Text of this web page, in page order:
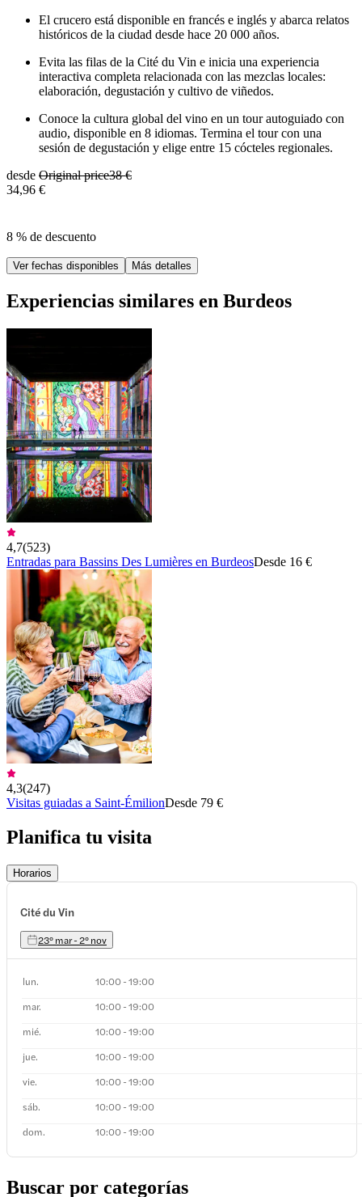
El crucero está disponible en francés e inglés y abarca relatos
históricos de la ciudad desde hace 20 000 años.
Evita las filas de la Cité du Vin e inicia una experiencia
interactiva completa relacionada con las mezclas locales:
elaboración, degustación y cultivo de viñedos.
Conoce la cultura global del vino en un tour autoguiado con
audio, disponible en 8 idiomas. Termina el tour con una
sesión de degustación y elige entre 15 cócteles regionales.
desde Original price38 €
34,96 €
8 % de descuento
Ver fechas disponibles Más detalles
Experiencias similares en Burdeos
4,7(523)
Entradas para Bassins Des Lumières en BurdeosDesde 16 €
4,3(247)
Visitas guiadas a Saint-ÉmilionDesde 79 €
Planifica tu visita
Horarios
Cité du Vin
23º mar - 2º nov
lun.
10:00 - 19:00
mar.
10:00 - 19:00
mié.
10:00 - 19:00
jue.
10:00 - 19:00
vie.
10:00 - 19:00
sáb.
10:00 - 19:00
dom.
10:00 - 19:00
Buscar por categorías